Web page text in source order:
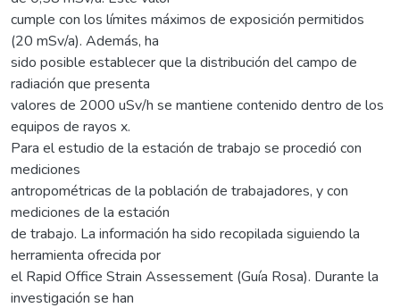
cumple con los límites máximos de exposición permitidos
(20 mSv/a). Además, ha
sido posible establecer que la distribución del campo de
radiación que presenta
valores de 2000 uSv/h se mantiene contenido dentro de los
equipos de rayos x.
Para el estudio de la estación de trabajo se procedió con
mediciones
antropométricas de la población de trabajadores, y con
mediciones de la estación
de trabajo. La información ha sido recopilada siguiendo la
herramienta ofrecida por
el Rapid Office Strain Assessement (Guía Rosa). Durante la
investigación se han